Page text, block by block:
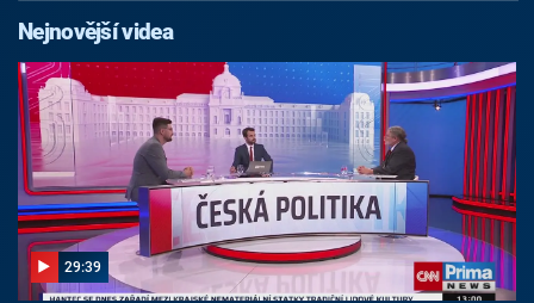
Nejnovější videa
29:39